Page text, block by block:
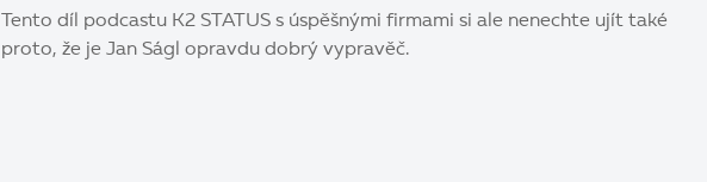
Tento díl podcastu K2 STATUS s úspěšnými firmami si ale nenechte ujít také
proto, že je Jan Ságl opravdu dobrý vypravěč.